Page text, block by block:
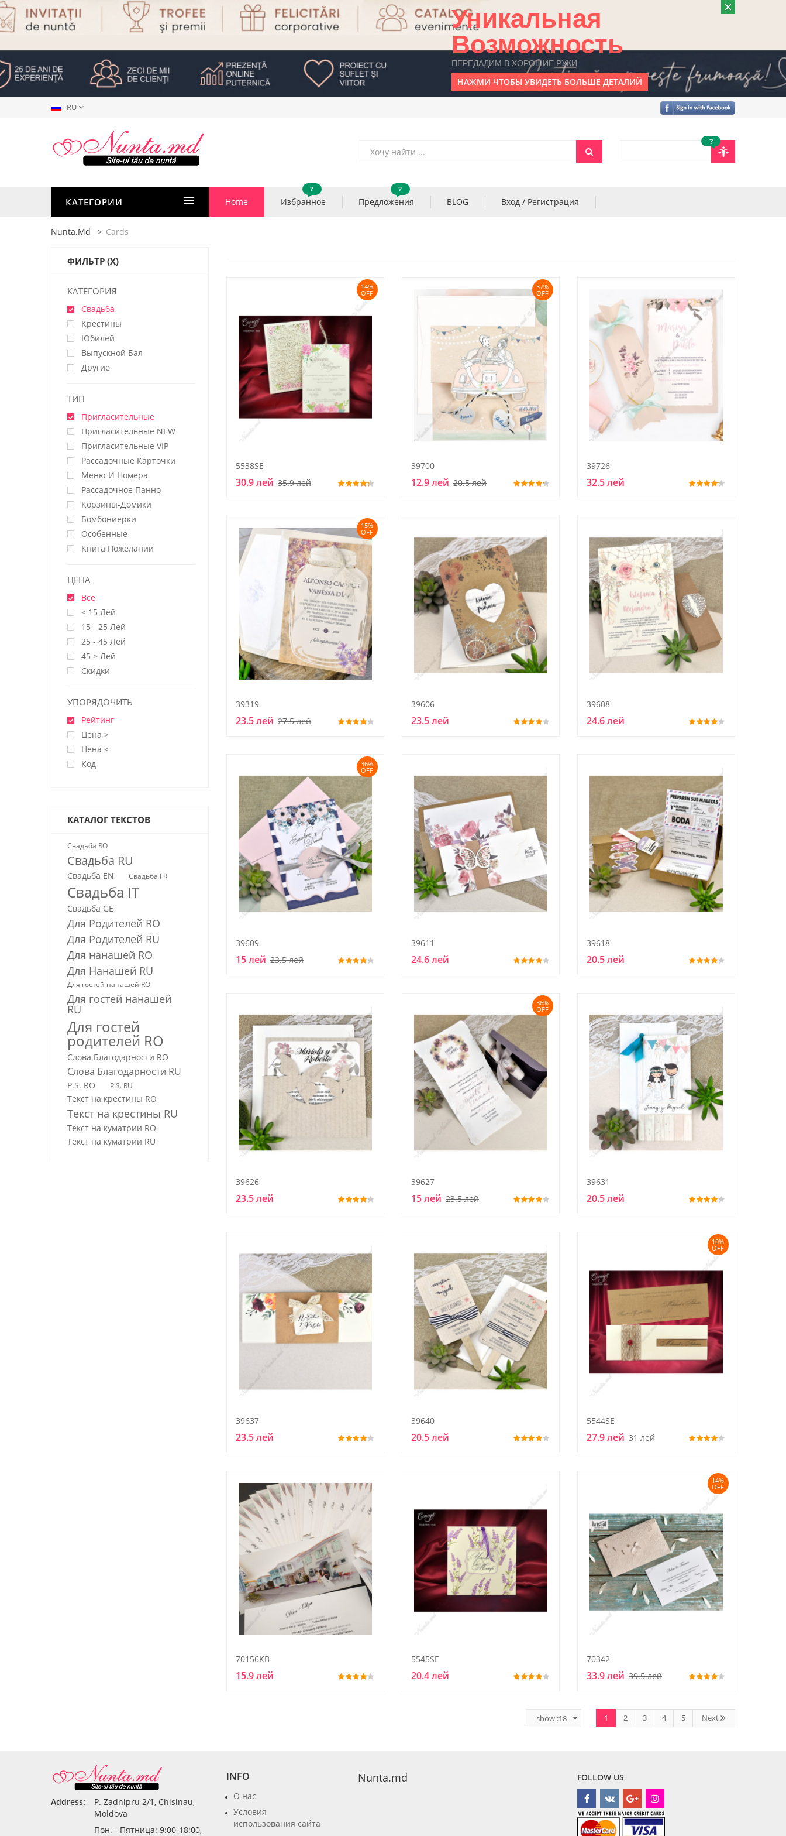
Уникальная
Возможность
ПЕРЕДАДИМ В ХОРОШИЕ РУКИ
НАЖМИ ЧТОБЫ УВИДЕТЬ БОЛЬШЕ ДЕТАЛИЙ
RU
?
КАТЕГОРИИ Home Избранное
?
Предложения
?
BLOG Вход / Регистрация
Nunta.md Cards
ФИЛЬТР (X)
КАТЕГОРИЯ
Свадьба
Крестины
Юбилей
Выпускной Бал
Другие
ТИП
Пригласительные
Пригласительные NEW
Пригласительные VIP
Рассадочные Карточки
Меню И Номера
Рассадочное Панно
Корзины-Домики
Бомбониерки
Особенные
Книга Пожелании
ЦЕНА
Все
< 15 Лей
15 - 25 Лей
25 - 45 Лей
45 > Лей
Скидки
УПОРЯДОЧИТЬ
Рейтинг
Цена >
Цена <
Код
КАТАЛОГ ТЕКСТОВ
Свадьба RO
Свадьба RU
Свадьба EN Свадьба FR
Свадьба IT
Свадьба GE
Для Родителей RO
Для Родителей RU
Для нанашей RO
Для Нанашей RU
Для гостей нанашей RО
Для гостей нанашей
RU
Для гостей
родителей RO
Слова Благодарности RO
Слова Благодарности RU
P.S. RO P.S. RU
Текст на крестины RO
Текст на крестины RU
Текст на куматрии RO
Текст на куматрии RU
14%
OFF
5538SE
30.9 лей 35.9 лей
37%
OFF
39700
12.9 лей 20.5 лей
39726
32.5 лей
15%
OFF
39319
23.5 лей 27.5 лей
39606
23.5 лей
39608
24.6 лей
36%
OFF
39609
15 лей 23.5 лей
39611
24.6 лей
39618
20.5 лей
39626
23.5 лей
36%
OFF
39627
15 лей 23.5 лей
39631
20.5 лей
39637
23.5 лей
39640
20.5 лей
10%
OFF
5544SE
27.9 лей 31 лей
70156KB
15.9 лей
5545SE
20.4 лей
14%
OFF
70342
33.9 лей 39.5 лей
1 2 3 4 5 Next
Address:
P. Zadnipru 2/1, Chisinau,
Moldova
Пон. - Пятница: 9:00-18:00,
INFO
О нас
Условия
использования сайта
Nunta.md FOLLOW US